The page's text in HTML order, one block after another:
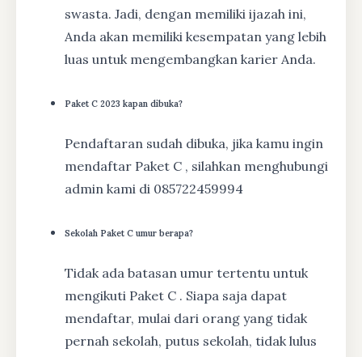
swasta. Jadi, dengan memiliki ijazah ini,
Anda akan memiliki kesempatan yang lebih
luas untuk mengembangkan karier Anda.
Paket C 2023 kapan dibuka?
Pendaftaran sudah dibuka, jika kamu ingin
mendaftar Paket C , silahkan menghubungi
admin kami di 085722459994
Sekolah Paket C umur berapa?
Tidak ada batasan umur tertentu untuk
mengikuti Paket C . Siapa saja dapat
mendaftar, mulai dari orang yang tidak
pernah sekolah, putus sekolah, tidak lulus